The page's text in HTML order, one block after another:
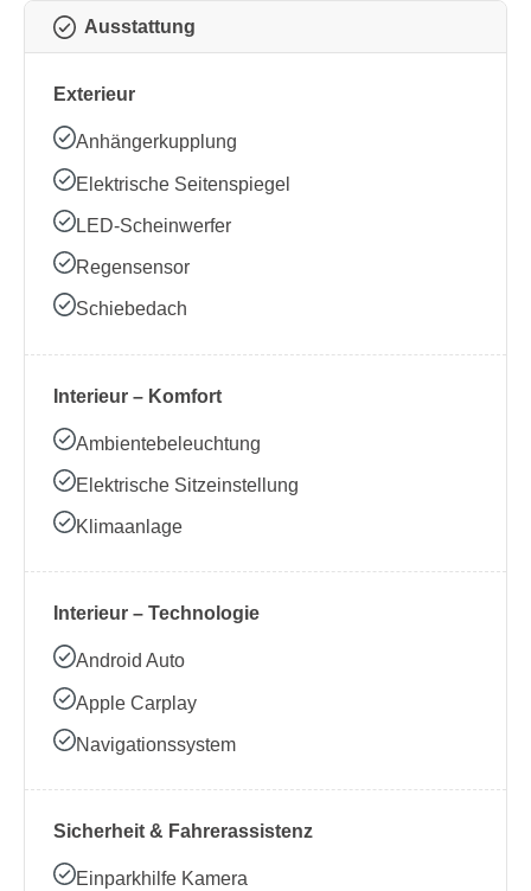
Ausstattung
Exterieur
Anhängerkupplung
Elektrische Seitenspiegel
LED-Scheinwerfer
Regensensor
Schiebedach
Interieur – Komfort
Ambientebeleuchtung
Elektrische Sitzeinstellung
Klimaanlage
Interieur – Technologie
Android Auto
Apple Carplay
Navigationssystem
Sicherheit & Fahrerassistenz
Einparkhilfe Kamera